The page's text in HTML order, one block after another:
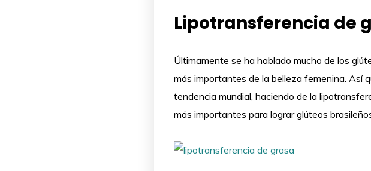
Lipotransferencia de
Últimamente se ha hablado mucho de los
más importantes de la belleza femenina. Así
tendencia mundial, haciendo de la
más importantes para lograr glúteos